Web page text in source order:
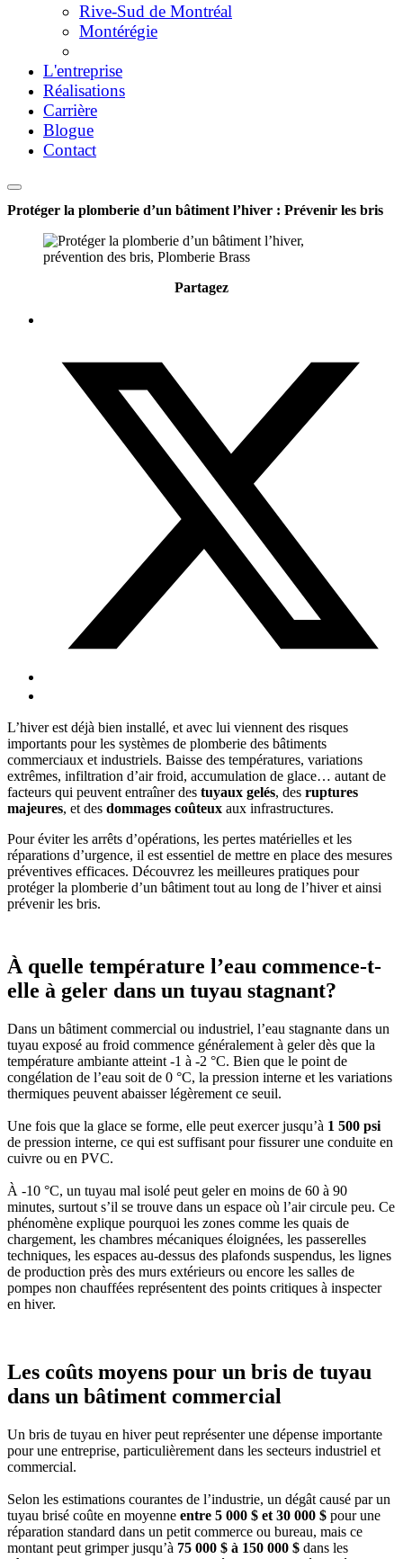
Rive-Sud de Montréal
Montérégie
L'entreprise
Réalisations
Carrière
Blogue
Contact
Protéger la plomberie d’un bâtiment l’hiver : Prévenir les bris
Partagez
L’hiver est déjà bien installé, et avec lui viennent des risques
importants pour les systèmes de plomberie des bâtiments
commerciaux et industriels. Baisse des températures, variations
extrêmes, infiltration d’air froid, accumulation de glace… autant de
facteurs qui peuvent entraîner des tuyaux gelés, des ruptures
majeures, et des dommages coûteux aux infrastructures.
Pour éviter les arrêts d’opérations, les pertes matérielles et les
réparations d’urgence, il est essentiel de mettre en place des mesures
préventives efficaces. Découvrez les meilleures pratiques pour
protéger la plomberie d’un bâtiment tout au long de l’hiver et ainsi
prévenir les bris.
À quelle température l’eau commence-t-
elle à geler dans un tuyau stagnant?
Dans un bâtiment commercial ou industriel, l’eau stagnante dans un
tuyau exposé au froid commence généralement à geler dès que la
température ambiante atteint -1 à -2 °C. Bien que le point de
congélation de l’eau soit de 0 °C, la pression interne et les variations
thermiques peuvent abaisser légèrement ce seuil.
Une fois que la glace se forme, elle peut exercer jusqu’à 1 500 psi
de pression interne, ce qui est suffisant pour fissurer une conduite en
cuivre ou en PVC.
À -10 °C, un tuyau mal isolé peut geler en moins de 60 à 90
minutes, surtout s’il se trouve dans un espace où l’air circule peu. Ce
phénomène explique pourquoi les zones comme les quais de
chargement, les chambres mécaniques éloignées, les passerelles
techniques, les espaces au-dessus des plafonds suspendus, les lignes
de production près des murs extérieurs ou encore les salles de
pompes non chauffées représentent des points critiques à inspecter
en hiver.
Les coûts moyens pour un bris de tuyau
dans un bâtiment commercial
Un bris de tuyau en hiver peut représenter une dépense importante
pour une entreprise, particulièrement dans les secteurs industriel et
commercial.
Selon les estimations courantes de l’industrie, un dégât causé par un
tuyau brisé coûte en moyenne entre 5 000 $ et 30 000 $ pour une
réparation standard dans un petit commerce ou bureau, mais ce
montant peut grimper jusqu’à 75 000 $ à 150 000 $ dans les